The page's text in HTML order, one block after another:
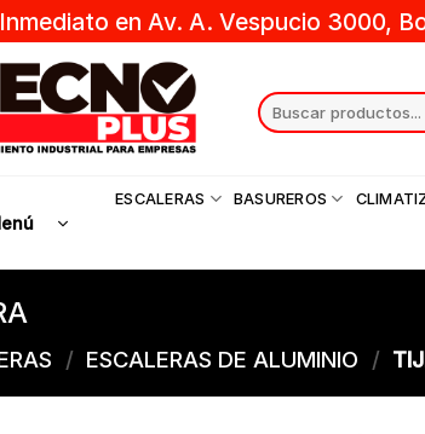
en Av. A. Vespucio 3000,
Search
for:
ESCALERAS BASUREROS
/ ESCALERAS DE ALUMINIO /